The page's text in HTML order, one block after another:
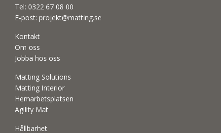
Tel: 0322 67 08 00
E-post: projekt@matting.se
Kontakt
Om oss
Jobba hos oss
Matting Solutions
Matting Interior
Hemarbetsplatsen
Agility Mat
Hållbarhet